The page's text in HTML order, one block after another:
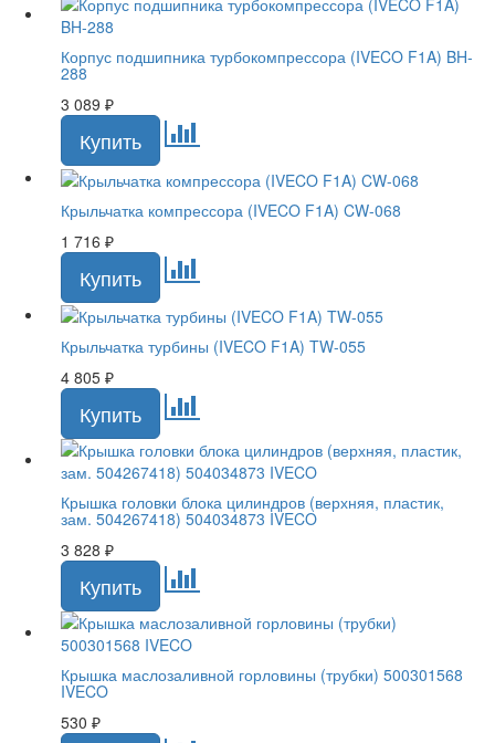
Корпус подшипника турбокомпрессора (IVECO F1A) BH-
288
3 089 ₽
Крыльчатка компрессора (IVECO F1A) CW-068
1 716 ₽
Крыльчатка турбины (IVECO F1A) TW-055
4 805 ₽
Крышка головки блока цилиндров (верхняя, пластик,
зам. 504267418) 504034873 IVECO
3 828 ₽
Крышка маслозаливной горловины (трубки) 500301568
IVECO
530 ₽